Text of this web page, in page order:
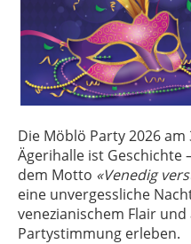
Die Möblö Party 2026 am
Ägerihalle ist Geschichte
dem Motto «Venedig
eine unvergessliche
venezianischem Flair
Partystimmung erleben.